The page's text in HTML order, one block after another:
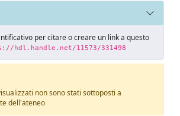
per citare o creare un link a questo
hdl.handle.net/11573/331498
non sono stati sottoposti a
dell'ateneo